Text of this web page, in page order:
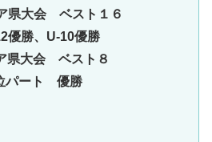
県大会 ベスト１６
優勝、U-10優勝
県大会 ベスト８
パート 優勝